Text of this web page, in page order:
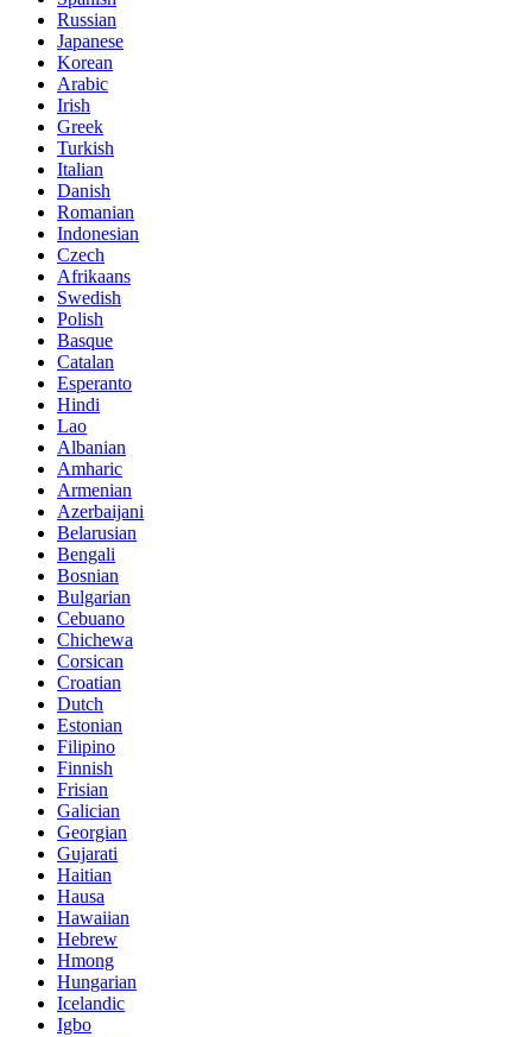
Russian
Japanese
Korean
Arabic
Irish
Greek
Turkish
Italian
Danish
Romanian
Indonesian
Czech
Afrikaans
Swedish
Polish
Basque
Catalan
Esperanto
Hindi
Lao
Albanian
Amharic
Armenian
Azerbaijani
Belarusian
Bengali
Bosnian
Bulgarian
Cebuano
Chichewa
Corsican
Croatian
Dutch
Estonian
Filipino
Finnish
Frisian
Galician
Georgian
Gujarati
Haitian
Hausa
Hawaiian
Hebrew
Hmong
Hungarian
Icelandic
Igbo